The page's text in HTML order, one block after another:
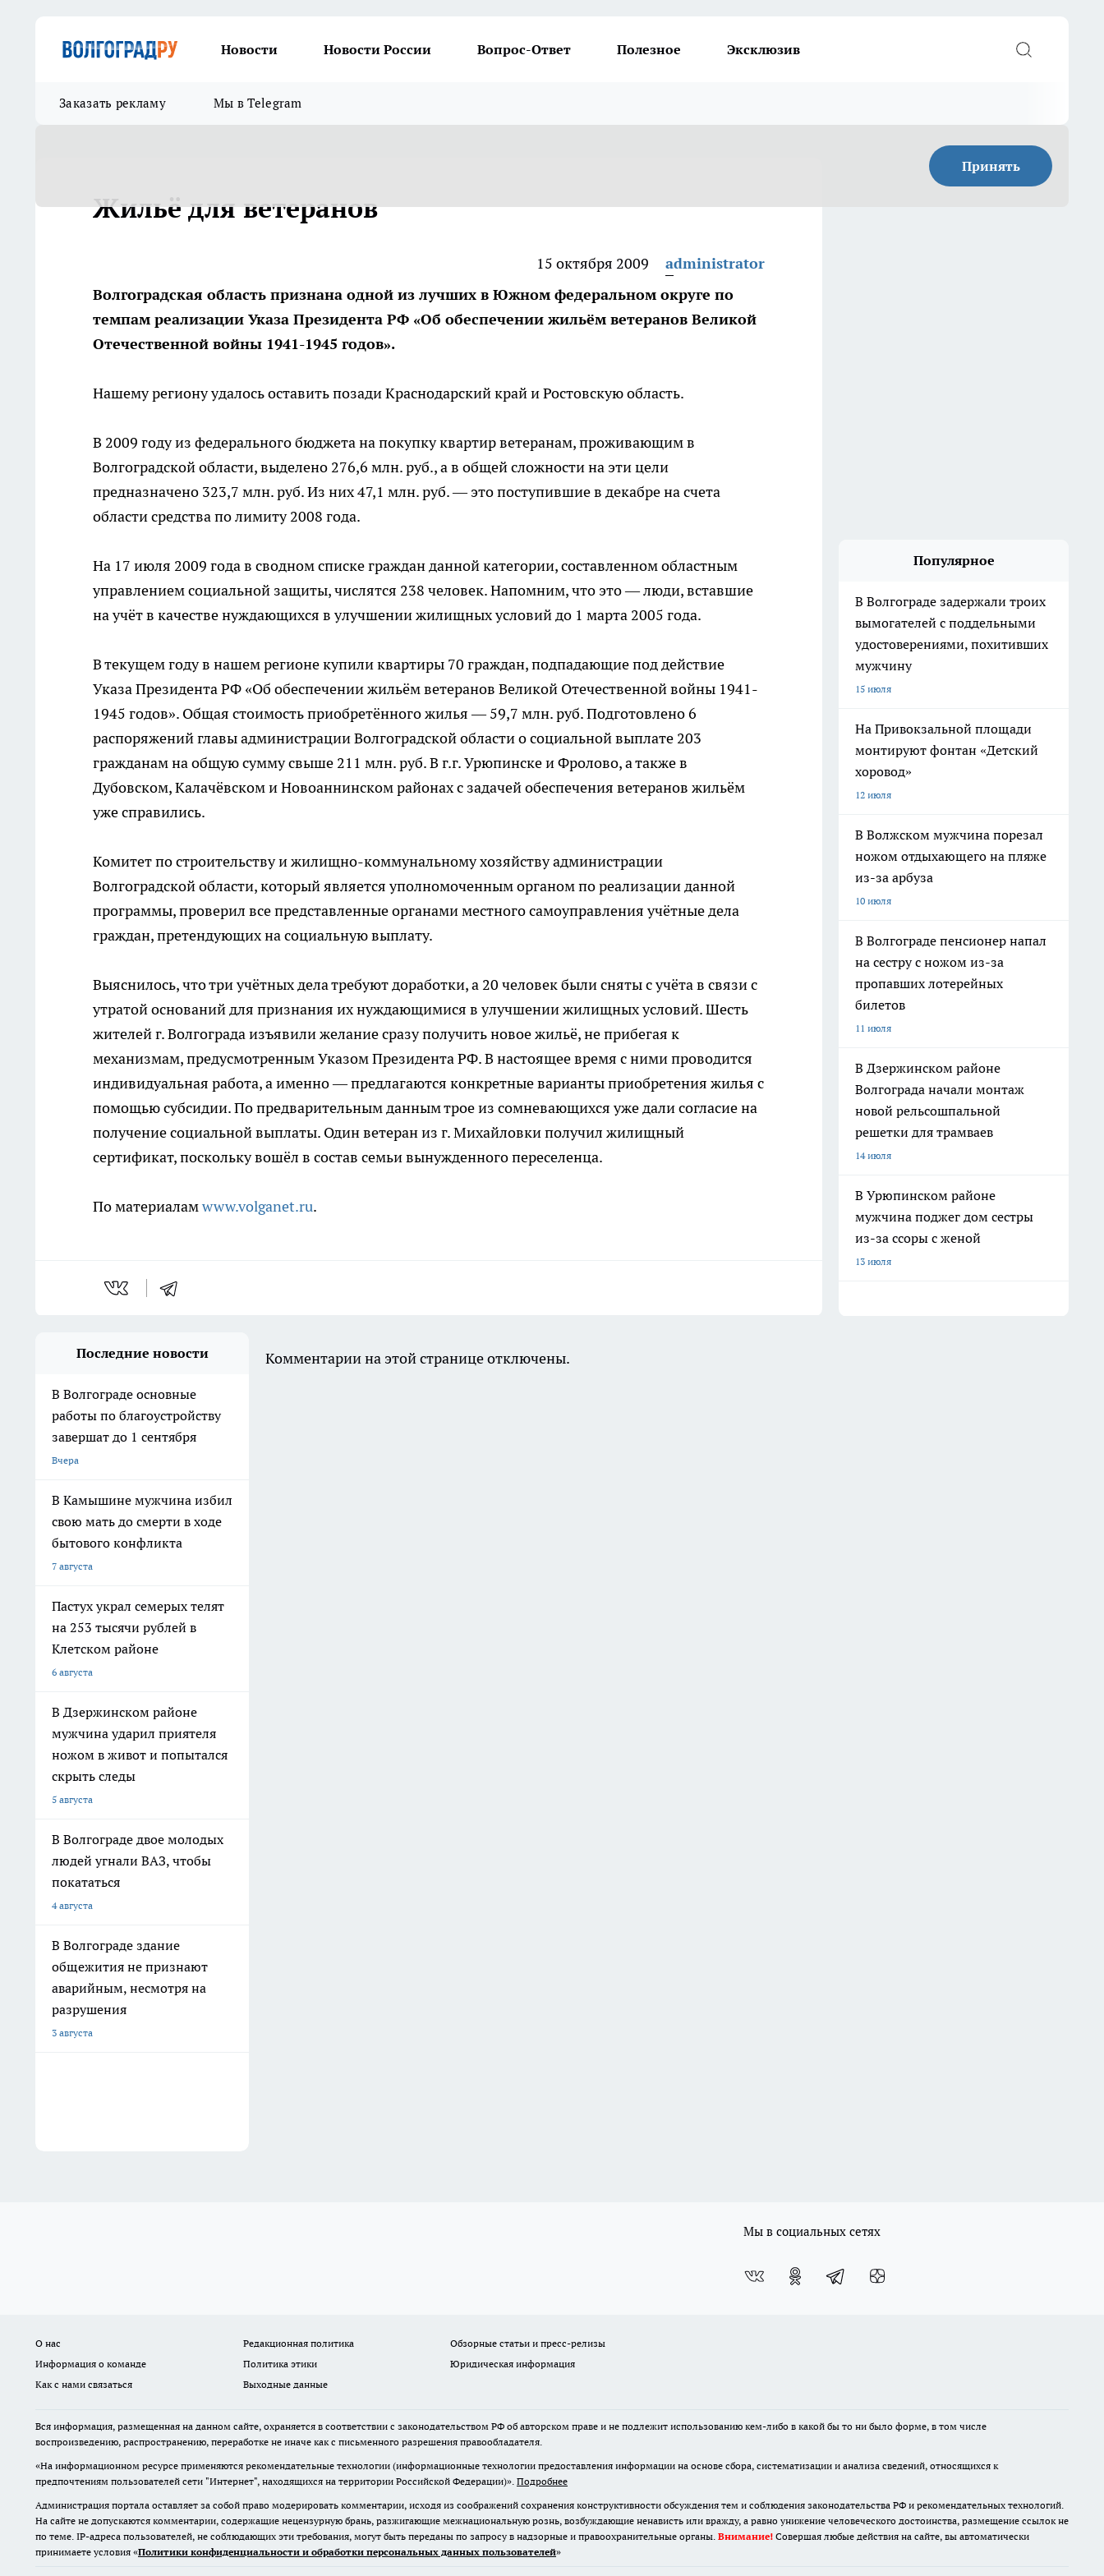
Новости Новости России Вопрос-Ответ Полезное Эксклюзив
Заказать рекламу Мы в Telegram
Принять
Жильё для ветеранов
15 октября 2009
administrator
Волгоградская область признана одной из лучших в Южном федеральном округе по
темпам реализации Указа Президента РФ «Об обеспечении жильём ветеранов Великой
Отечественной войны 1941-1945 годов».
Нашему региону удалось оставить позади Краснодарский край и Ростовскую область.
В 2009 году из федерального бюджета на покупку квартир ветеранам, проживающим в
Волгоградской области, выделено 276,6 млн. руб., а в общей сложности на эти цели
предназначено 323,7 млн. руб. Из них 47,1 млн. руб. — это поступившие в декабре на счета
области средства по лимиту 2008 года.
На 17 июля 2009 года в сводном списке граждан данной категории, составленном областным
управлением социальной защиты, числятся 238 человек. Напомним, что это — люди, вставшие
на учёт в качестве нуждающихся в улучшении жилищных условий до 1 марта 2005 года.
В текущем году в нашем регионе купили квартиры 70 граждан, подпадающие под действие
Указа Президента РФ «Об обеспечении жильём ветеранов Великой Отечественной войны 1941-
1945 годов». Общая стоимость приобретённого жилья — 59,7 млн. руб. Подготовлено 6
распоряжений главы администрации Волгоградской области о социальной выплате 203
гражданам на общую сумму свыше 211 млн. руб. В г.г. Урюпинске и Фролово, а также в
Дубовском, Калачёвском и Новоаннинском районах с задачей обеспечения ветеранов жильём
уже справились.
Комитет по строительству и жилищно-коммунальному хозяйству администрации
Волгоградской области, который является уполномоченным органом по реализации данной
программы, проверил все представленные органами местного самоуправления учётные дела
граждан, претендующих на социальную выплату.
Выяснилось, что три учётных дела требуют доработки, а 20 человек были сняты с учёта в связи с
утратой оснований для признания их нуждающимися в улучшении жилищных условий. Шесть
жителей г. Волгограда изъявили желание сразу получить новое жильё, не прибегая к
механизмам, предусмотренным Указом Президента РФ. В настоящее время с ними проводится
индивидуальная работа, а именно — предлагаются конкретные варианты приобретения жилья с
помощью субсидии. По предварительным данным трое из сомневающихся уже дали согласие на
получение социальной выплаты. Один ветеран из г. Михайловки получил жилищный
сертификат, поскольку вошёл в состав семьи вынужденного переселенца.
По материаламwww.volganet.ru.
Популярное
В Волгограде задержали троих
вымогателей с поддельными
удостоверениями, похитивших
мужчину
15 июля
На Привокзальной площади
монтируют фонтан «Детский
хоровод»
12 июля
В Волжском мужчина порезал
ножом отдыхающего на пляже
из-за арбуза
10 июля
В Волгограде пенсионер напал
на сестру с ножом из-за
пропавших лотерейных
билетов
11 июля
В Дзержинском районе
Волгограда начали монтаж
новой рельсошпальной
решетки для трамваев
14 июля
В Урюпинском районе
мужчина поджег дом сестры
из-за ссоры с женой
13 июля
Последние новости
В Волгограде основные
работы по благоустройству
завершат до 1 сентября
Вчера
В Камышине мужчина избил
свою мать до смерти в ходе
бытового конфликта
7 августа
Пастух украл семерых телят
на 253 тысячи рублей в
Клетском районе
6 августа
В Дзержинском районе
мужчина ударил приятеля
ножом в живот и попытался
скрыть следы
5 августа
В Волгограде двое молодых
людей угнали ВАЗ, чтобы
покататься
4 августа
В Волгограде здание
общежития не признают
аварийным, несмотря на
разрушения
3 августа
Комментарии на этой странице отключены.
Мы в социальных сетях
О нас Редакционная политика
Обзорные статьи и пресс-релизы
Информация о команде
Политика этики
Юридическая информация
Как с нами связаться
Выходные данные
Вся информация, размещенная на данном сайте, охраняется в соответствии с законодательством РФ об авторском праве и не подлежит использованию кем-либо в какой бы то ни было форме, в том числе
воспроизведению, распространению, переработке не иначе как с письменного разрешения правообладателя.
«На информационном ресурсе применяются рекомендательные технологии (информационные технологии предоставления информации на основе сбора, систематизации и анализа сведений, относящихся к
предпочтениям пользователей сети "Интернет", находящихся на территории Российской Федерации)». Подробнее
Администрация портала оставляет за собой право модерировать комментарии, исходя из соображений сохранения конструктивности обсуждения тем и соблюдения законодательства РФ и рекомендательных технологий.
На сайте не допускаются комментарии, содержащие нецензурную брань, разжигающие межнациональную рознь, возбуждающие ненависть или вражду, а равно унижение человеческого достоинства, размещение ссылок не
по теме. IP-адреса пользователей, не соблюдающих эти требования, могут быть переданы по запросу в надзорные и правоохранительные органы. Внимание! Совершая любые действия на сайте, вы автоматически
принимаете условия «Политики конфиденциальности и обработки персональных данных пользователей»